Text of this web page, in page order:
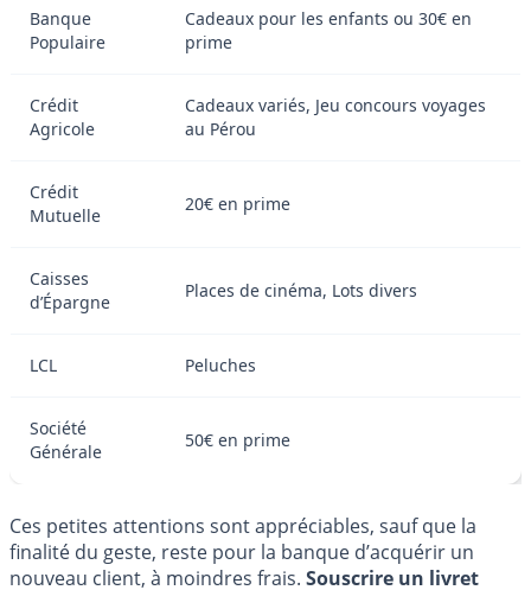
Banque
Populaire
Cadeaux pour les enfants ou 30€ en
prime
Crédit
Agricole
Cadeaux variés, Jeu concours voyages
au Pérou
Crédit
Mutuelle
20€ en prime
Caisses
d’Épargne
Places de cinéma, Lots divers
LCL Peluches
Société
Générale
50€ en prime
Ces petites attentions sont appréciables, sauf que la
finalité du geste, reste pour la banque d’acquérir un
nouveau client, à moindres frais. Souscrire un livret